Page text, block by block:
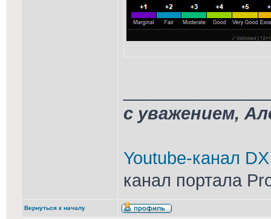
с уважением,
Youtube-канал
канал портала
Вернуться к началу